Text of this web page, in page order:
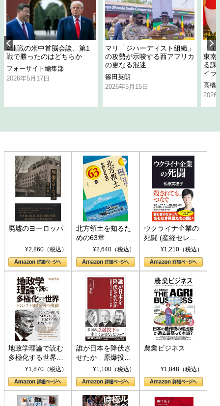
4連戦の米中首脳会談、第1
戦で勝ったのはどちらか
フォーサイト編集部
2026年5月17日
マリ「ジハーディスト組織」
の攻勢が示唆する西アフリカ
の更なる混迷
篠田英朗
2026年5月15日
「
東南
る課
イラ
高橋
2026
廃墟のヨーロッパ
¥2,860（税込）
北方領土を知るた
めの63章
¥2,640（税込）
ウクライナ企業の
死闘 (産経セレク
ト S 039)¥1,210（税込）
地政学理論で読む
多極化する世界：
トランプとBRICS
の挑戦
¥1,870（税込）
誰が日本を降伏さ
せたか 原爆投
下、ソ連参戦、そ
して聖断 (PHP新
書)
¥1,100（税込）
農業ビジネス
¥1,848（税込）